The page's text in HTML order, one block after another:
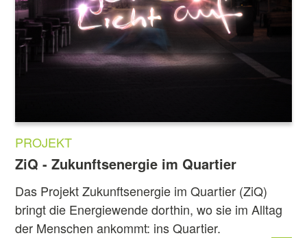
PROJEKT
ZiQ - Zukunftsenergie im Quartier
Das Projekt Zukunftsenergie im Quartier (ZiQ)
bringt die Energiewende dorthin, wo sie im Alltag
der Menschen ankommt: ins Quartier.